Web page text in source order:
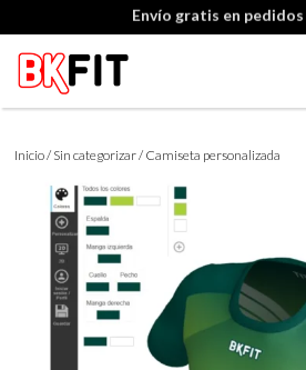
Cambio de talla incluido, excepto
Inicio/ Sin categorizar/ Camiseta personalizada